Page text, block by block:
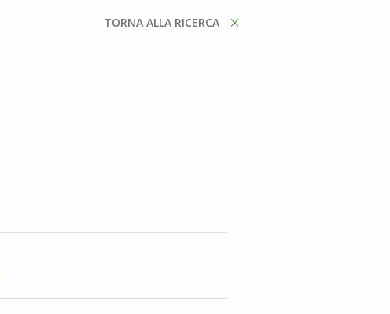
TORNA ALLA RICERCA